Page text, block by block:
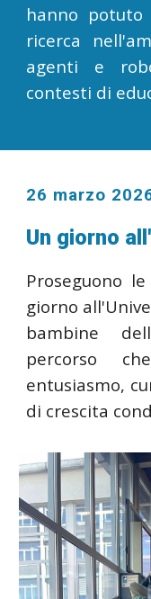
hanno
ricerca
agenti e
contesti di
26 marzo
Un giorno
Proseguono
giorno
bambine
percorso
entusiasmo,
di crescita